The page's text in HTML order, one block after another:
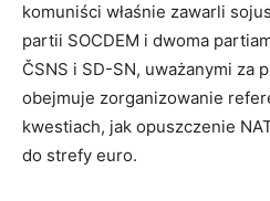
komuniści właśnie zawarli
partii SOCDEM i dwoma
ČSNS i SD-SN, uważanymi za
obejmuje zorganizowanie
kwestiach, jak opuszczenie
do strefy euro.